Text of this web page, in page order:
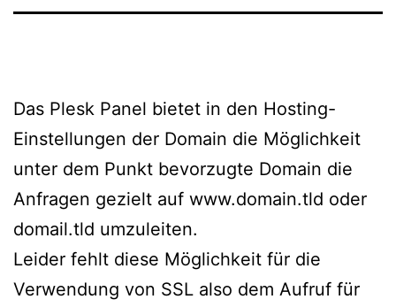
Das Plesk Panel bietet in den Hosting-
Einstellungen der Domain die Möglichkeit
unter dem Punkt bevorzugte Domain die
Anfragen gezielt auf www.domain.tld oder
domail.tld umzuleiten.
Leider fehlt diese Möglichkeit für die
Verwendung von SSL also dem Aufruf für